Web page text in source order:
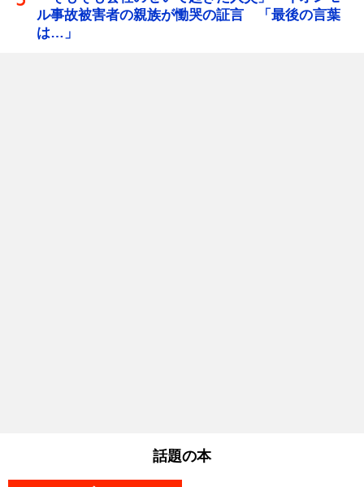
ル事故被害者の親族が慟哭の証言 「最後の言葉
は…」
話題の本